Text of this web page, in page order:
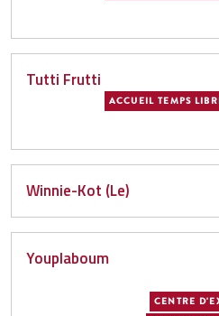
Tutti Frutti
ACCUEIL TEMPS
Winnie-Kot (Le)
Youplaboum
CENTRE